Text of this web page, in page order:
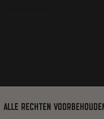
ALLE RECHTEN